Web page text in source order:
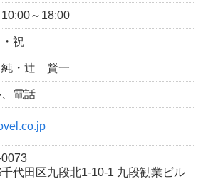
～18:00
祝
・辻 賢一
、電話
代田区九段北1-10-1 九段勧業ビル